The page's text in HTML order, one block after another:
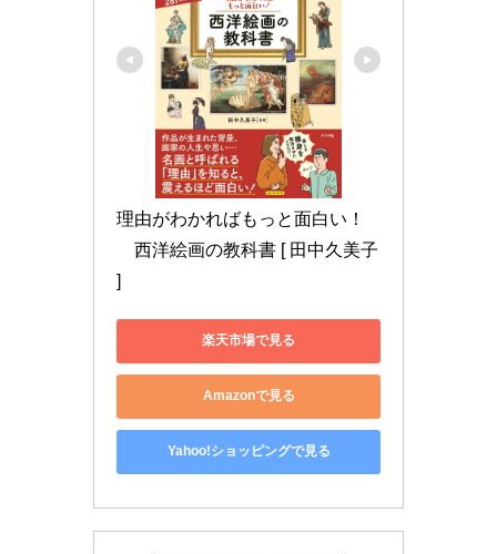
理由がわかればもっと面白い！
西洋絵画の教科書 [ 田中久美子
]
楽天市場で見る
Amazonで見る
Yahoo!ショッピングで見る